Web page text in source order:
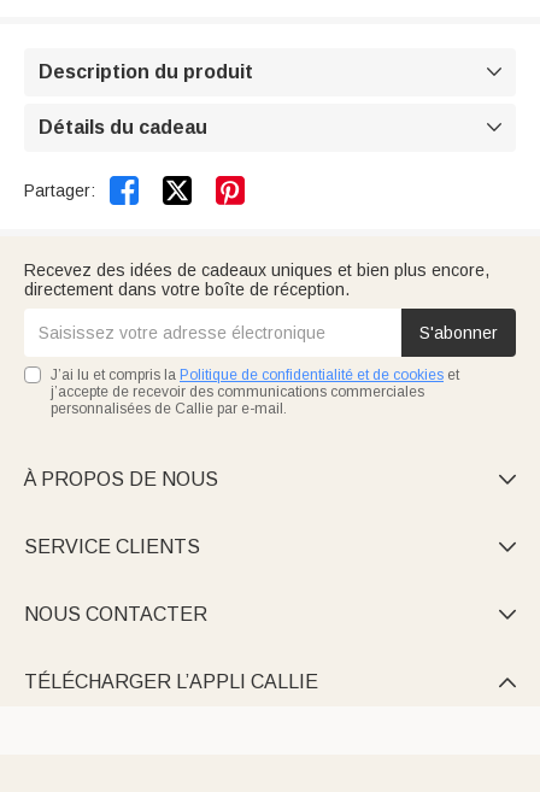
Description du produit 
Détails du cadeau 
Partager:  
Recevez des idées de cadeaux uniques et bien plus encore,
directement dans votre boîte de réception.
S'abonner
J’ai lu et compris la Politique de confidentialité et de cookies et
j’accepte de recevoir des communications commerciales
personnalisées de Callie par e-mail.
À PROPOS DE NOUS 
SERVICE CLIENTS 
NOUS CONTACTER 
TÉLÉCHARGER L’APPLI CALLIE 